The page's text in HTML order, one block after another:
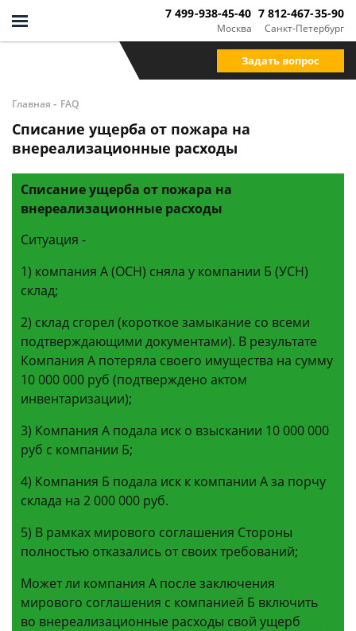
Москва
7 499-938-45-40
Санкт-Петербург
7 812-467-35-90
Задать вопрос
Главная - FAQ
Списание ущерба от пожара на
внереализационные расходы
Списание ущерба от пожара на
внереализационные расходы
Ситуация -
1) компания А (ОСН) сняла у компании Б (УСН)
склад;
2) склад сгорел (короткое замыкание со всеми
подтверждающими документами). В результате
Компания А потеряла своего имущества на сумму
10 000 000 руб (подтверждено актом
инвентаризации);
3) Компания А подала иск о взыскании 10 000 000
руб с компании Б;
4) Компания Б подала иск к компании А за порчу
склада на 2 000 000 руб.
5) В рамках мирового соглашения Стороны
полностью отказались от своих требований;
Может ли компания А после заключения
мирового соглашения с компанией Б включить
во внереализационные расходы свой ущерб